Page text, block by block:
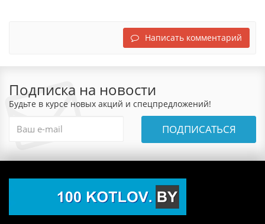
Написать комментарий
Подписка на новости
Будьте в курсе новых акций и спецпредложений!
ПОДПИСАТЬСЯ